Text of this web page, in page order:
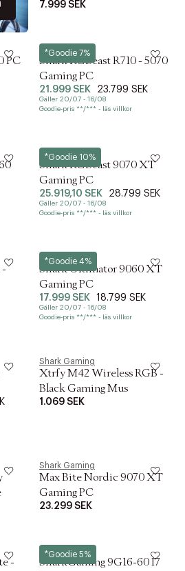
7.999 SEK
PC
*Goodie 7%
Shark Gaming
Shark RGBeast R710 - 5070
Gaming PC
21.999 SEK 23.799 SEK
Gäller 20/07 - 16/08
Goodie-pris **/*** - läs villkor
*Goodie 10%
Shark Gaming
Shark RGBeast 9070 XT
Gaming PC
25.919,10 SEK 28.799 SEK
Gäller 20/07 - 16/08
Goodie-pris **/*** - läs villkor
-
*Goodie 4%
Shark Gaming
Shark Ultimator 9060 XT
Gaming PC
17.999 SEK 18.799 SEK
Gäller 20/07 - 16/08
Goodie-pris **/*** - läs villkor
Shark Gaming
Xtrfy M42 Wireless RGB -
Black Gaming Mus
1.069 SEK
Shark Gaming
Max Bite Nordic 9070 XT
Gaming PC
23.299 SEK
-
*Goodie 5%
Shark Gaming
SharkGaming 9G16-60 I7